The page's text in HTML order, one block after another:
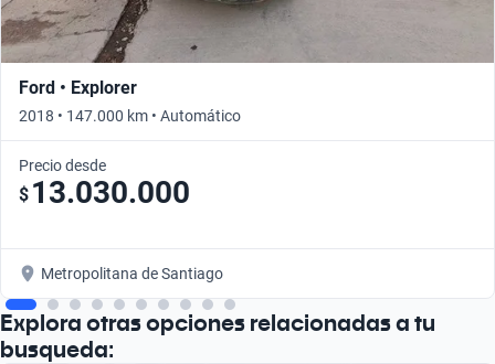
Ford • Explorer
2018 • 147.000 km • Automático
Precio desde
$ 13.030.000
Metropolitana de Santiago
Explora otras opciones relacionadas a tu
busqueda: